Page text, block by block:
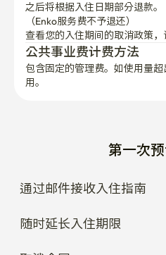
之后将根据入住日期部分退款。
（Enko服务费不予退还）
查看您的入住期间的取消政策，
公共事业费计费方法
包含固定的管理费。如使用量
用。
第一次
通过邮件接收入住指南
随时延长入住期限